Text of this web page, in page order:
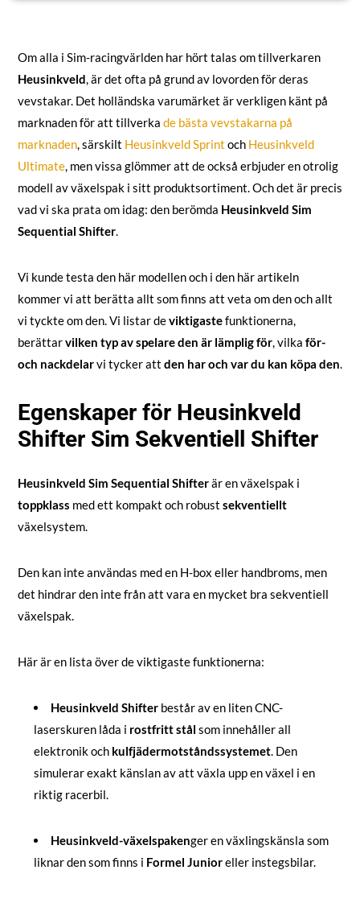
Om alla i Sim-racingvärlden har hört talas om tillverkaren
Heusinkveld, är det ofta på grund av lovorden för deras
vevstakar. Det holländska varumärket är verkligen känt på
marknaden för att tillverka de bästa vevstakarna på
marknaden, särskilt Heusinkveld Sprint och Heusinkveld
Ultimate, men vissa glömmer att de också erbjuder en otrolig
modell av växelspak i sitt produktsortiment. Och det är precis
vad vi ska prata om idag: den berömda Heusinkveld Sim
Sequential Shifter.
Vi kunde testa den här modellen och i den här artikeln
kommer vi att berätta allt som finns att veta om den och allt
vi tyckte om den. Vi listar deviktigastefunktionerna,
berättarvilken typ av spelare den är lämplig för, vilka för-
och nackdelarvi tycker att den har och var du kan köpa den.
Egenskaper för Heusinkveld
Shifter Sim Sekventiell Shifter
Heusinkveld Sim Sequential Shifterär en växelspak i
toppklass med ett kompakt och robust sekventiellt
växelsystem.
Den kan inte användas med en H-box eller handbroms, men
det hindrar den inte från att vara en mycket bra sekventiell
växelspak.
Här är en lista över de viktigaste funktionerna:
Heusinkveld Shifterbestår av en liten CNC-
laserskuren låda i rostfritt stål som innehåller all
elektronik och kulfjädermotståndssystemet. Den
simulerar exakt känslan av att växla upp en växel i en
riktig racerbil.
Heusinkveld-växelspakenger en växlingskänsla som
liknar den som finns i Formel Junioreller instegsbilar.